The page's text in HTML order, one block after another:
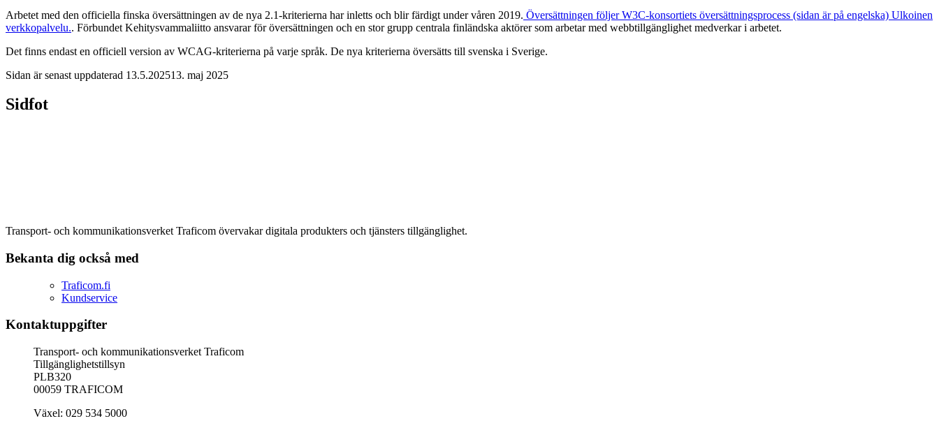
Arbetet med den officiella finska översättningen av de nya 2.1-kriterierna har inletts och blir färdigt under våren 2019. Översättningen följer W3C-konsortiets översättningsprocess (sidan är på engelska) Ulkoinen
verkkopalvelu.. Förbundet Kehitysvammaliitto ansvarar för översättningen och en stor grupp centrala finländska aktörer som arbetar med webbtillgänglighet medverkar i arbetet.
Det finns endast en officiell version av WCAG-kriterierna på varje språk. De nya kriterierna översätts till svenska i Sverige.
Sidan är senast uppdaterad 13.5.202513. maj 2025
Sidfot
Transport- och kommunikationsverket Traficom övervakar digitala produkters och tjänsters tillgänglighet.
Bekanta dig också med
Traficom.fi
Kundservice
Kontaktuppgifter
Transport- och kommunikationsverket Traficom
Tillgänglighetstillsyn
PLB320
00059 TRAFICOM
Växel: 029 534 5000